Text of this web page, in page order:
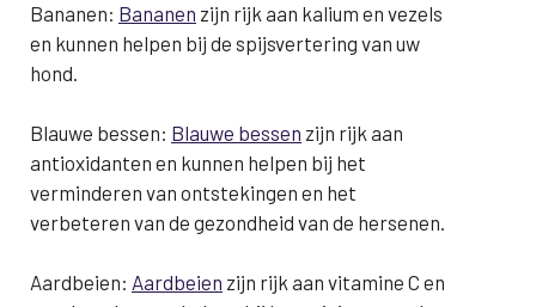
Bananen: Bananen zijn rijk aan kalium en vezels
en kunnen helpen bij de spijsvertering van uw
hond.
Blauwe bessen: Blauwe bessen zijn rijk aan
antioxidanten en kunnen helpen bij het
verminderen van ontstekingen en het
verbeteren van de gezondheid van de hersenen.
Aardbeien: Aardbeien zijn rijk aan vitamine C en